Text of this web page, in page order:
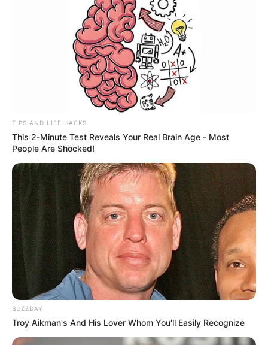
TIPS AND LIFE HACKS
This 2-Minute Test Reveals Your Real Brain Age - Most
People Are Shocked!
BUZZDAY
Troy Aikman's And His Lover Whom You'll Easily Recognize